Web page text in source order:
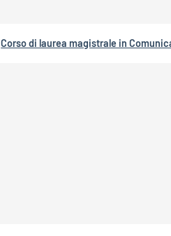
Corso di laurea magistrale in